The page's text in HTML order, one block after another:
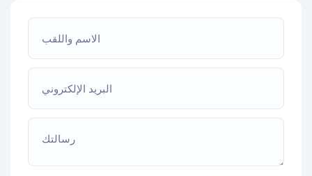
الاسم واللقب
البريد الإلكتروني
رسالتك